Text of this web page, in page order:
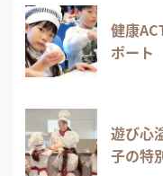
健康
ポート
遊び心
子の特